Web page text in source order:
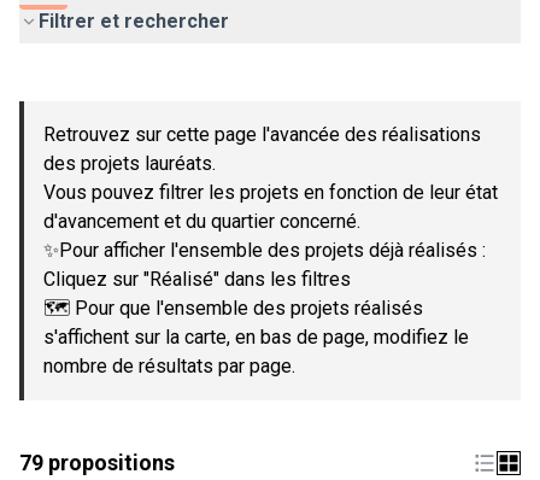
Filtrer et rechercher
−
Retrouvez sur cette page l'avancée des réalisations
des projets lauréats.
Vous pouvez filtrer les projets en fonction de leur état
d'avancement et du quartier concerné.
✨Pour afficher l'ensemble des projets déjà réalisés :
Cliquez sur "Réalisé" dans les filtres
🗺️ Pour que l'ensemble des projets réalisés
s'affichent sur la carte, en bas de page, modifiez le
nombre de résultats par page.
79 propositions